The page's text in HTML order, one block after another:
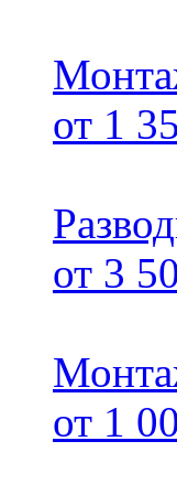
от 1
от 3
от 1